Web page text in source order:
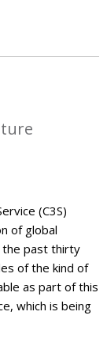
(C3S)
of global
past thirty
of the kind of
as part of this
which is being